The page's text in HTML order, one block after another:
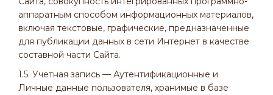
аппаратным способом информационных материалов,
включая текстовые, графические, предназначенные
для публикации данных в сети Интернет в качестве
составной части Сайта.
1.5. Учетная запись — Аутентификационные и
Личные данные пользователя, хранимые в базе